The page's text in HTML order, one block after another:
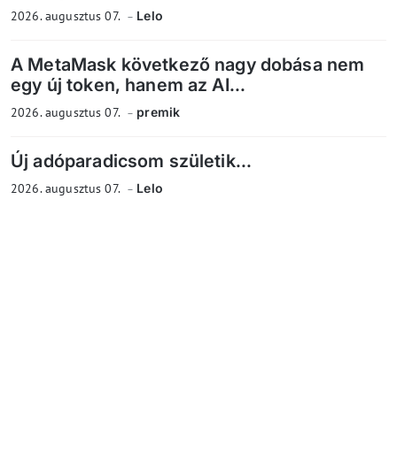
2026. augusztus 07. Lelo
A MetaMask következő nagy dobása nem
egy új token, hanem az AI...
2026. augusztus 07. premik
Új adóparadicsom születik...
2026. augusztus 07. Lelo